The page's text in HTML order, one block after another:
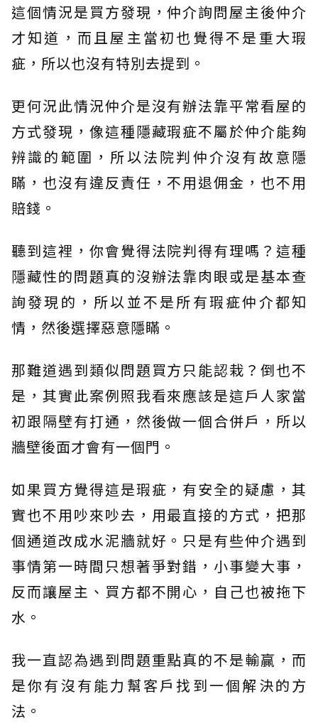
這個情況是買方發現，仲介詢問屋主後仲介
才知道，而且屋主當初也覺得不是重大瑕
疵，所以也沒有特別去提到。
更何況此情況仲介是沒有辦法靠平常看屋的
方式發現，像這種隱藏瑕疵不屬於仲介能夠
辨識的範圍，所以法院判仲介沒有故意隱
瞞，也沒有違反責任，不用退佣金，也不用
賠錢。
聽到這裡，你會覺得法院判得有理嗎？這種
隱藏性的問題真的沒辦法靠肉眼或是基本查
詢發現的，所以並不是所有瑕疵仲介都知
情，然後選擇惡意隱瞞。
那難道遇到類似問題買方只能認栽？倒也不
是，其實此案例照我看來應該是這戶人家當
初跟隔壁有打通，然後做一個合併戶，所以
牆壁後面才會有一個門。
如果買方覺得這是瑕疵，有安全的疑慮，其
實也不用吵來吵去，用最直接的方式，把那
個通道改成水泥牆就好。只是有些仲介遇到
事情第一時間只想著爭對錯，小事變大事，
反而讓屋主、買方都不開心，自己也被拖下
水。
我一直認為遇到問題重點真的不是輸贏，而
是你有沒有能力幫客戶找到一個解決的方
法。